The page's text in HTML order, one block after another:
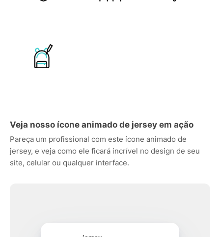
Veja nosso ícone animado de jersey em ação
Pareça um profissional com este ícone animado de
jersey, e veja como ele ficará incrível no design de seu
site, celular ou qualquer interface.